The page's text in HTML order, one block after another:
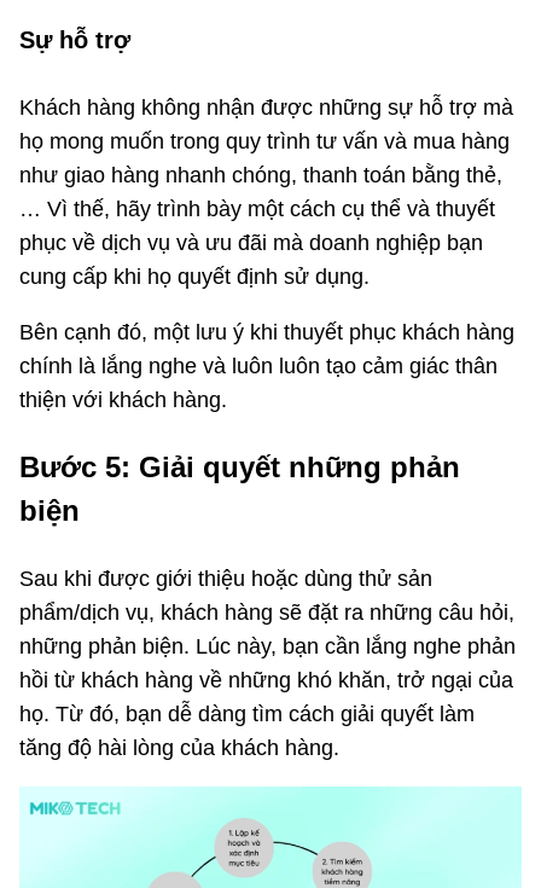
Sự hỗ trợ
Khách hàng không nhận được những sự hỗ trợ mà
họ mong muốn trong quy trình tư vấn và mua hàng
như giao hàng nhanh chóng, thanh toán bằng thẻ,
… Vì thế, hãy trình bày một cách cụ thể và thuyết
phục về dịch vụ và ưu đãi mà doanh nghiệp bạn
cung cấp khi họ quyết định sử dụng.
Bên cạnh đó, một lưu ý khi thuyết phục khách hàng
chính là lắng nghe và luôn luôn tạo cảm giác thân
thiện với khách hàng.
Bước 5: Giải quyết những phản
biện
Sau khi được giới thiệu hoặc dùng thử sản
phẩm/dịch vụ, khách hàng sẽ đặt ra những câu hỏi,
những phản biện. Lúc này, bạn cần lắng nghe phản
hồi từ khách hàng về những khó khăn, trở ngại của
họ. Từ đó, bạn dễ dàng tìm cách giải quyết làm
tăng độ hài lòng của khách hàng.